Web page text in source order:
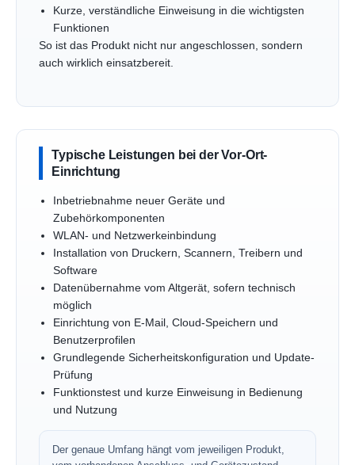
Kurze, verständliche Einweisung in die wichtigsten
Funktionen
So ist das Produkt nicht nur angeschlossen, sondern
auch wirklich einsatzbereit.
Typische Leistungen bei der Vor-Ort-
Einrichtung
Inbetriebnahme neuer Geräte und
Zubehörkomponenten
WLAN- und Netzwerkeinbindung
Installation von Druckern, Scannern, Treibern und
Software
Datenübernahme vom Altgerät, sofern technisch
möglich
Einrichtung von E-Mail, Cloud-Speichern und
Benutzerprofilen
Grundlegende Sicherheitskonfiguration und Update-
Prüfung
Funktionstest und kurze Einweisung in Bedienung
und Nutzung
Der genaue Umfang hängt vom jeweiligen Produkt,